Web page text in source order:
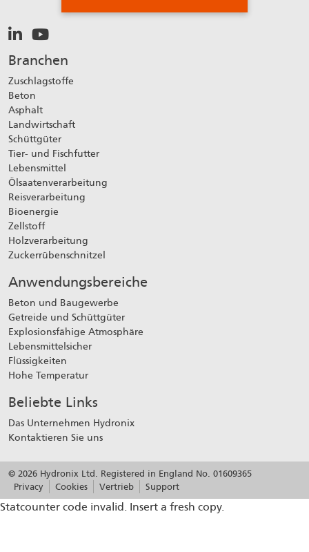
Branchen
Zuschlagstoffe
Beton
Asphalt
Landwirtschaft
Schüttgüter
Tier- und Fischfutter
Lebensmittel
Ölsaatenverarbeitung
Reisverarbeitung
Bioenergie
Zellstoff
Holzverarbeitung
Zuckerrübenschnitzel
Anwendungsbereiche
Beton und Baugewerbe
Getreide und Schüttgüter
Explosionsfähige Atmosphäre
Lebensmittelsicher
Flüssigkeiten
Hohe Temperatur
Beliebte Links
Das Unternehmen Hydronix
Kontaktieren Sie uns
© 2026 Hydronix Ltd. Registered in England No. 01609365
Privacy
Cookies Vertrieb Support
Statcounter code invalid. Insert a fresh copy.